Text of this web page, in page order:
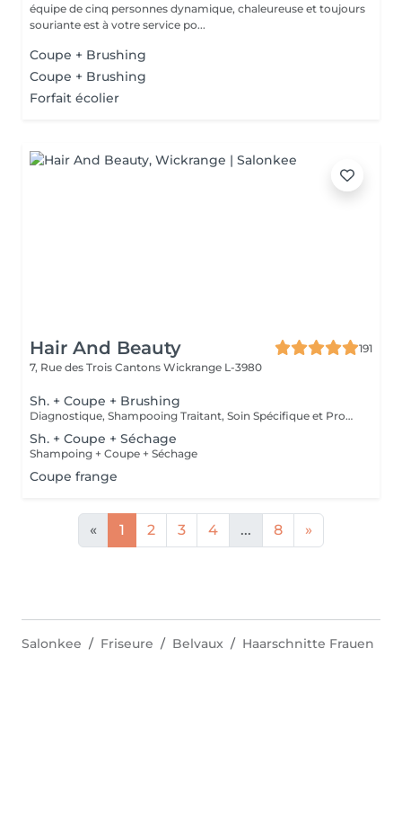
équipe de cinq personnes dynamique, chaleureuse et toujours
souriante est à votre service po...
Coupe + Brushing
Coupe + Brushing
Forfait écolier
Hair And Beauty
191
7, Rue des Trois Cantons Wickrange L-3980
Sh. + Coupe + Brushing
Diagnostique, Shampooing Traitant, Soin Spécifique et Produits Coiffants inclus
Sh. + Coupe + Séchage
Shampoing + Coupe + Séchage
Coupe frange
« 1 2 3 4 ... 8 »
Salonkee Friseure Belvaux Haarschnitte Frauen